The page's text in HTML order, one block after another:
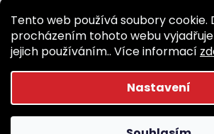
Tento web používá soubory cookie.
procházením tohoto webu
jejich používáním.. Více informací
Nastavení
Facebook
Vytvořil Shoptet